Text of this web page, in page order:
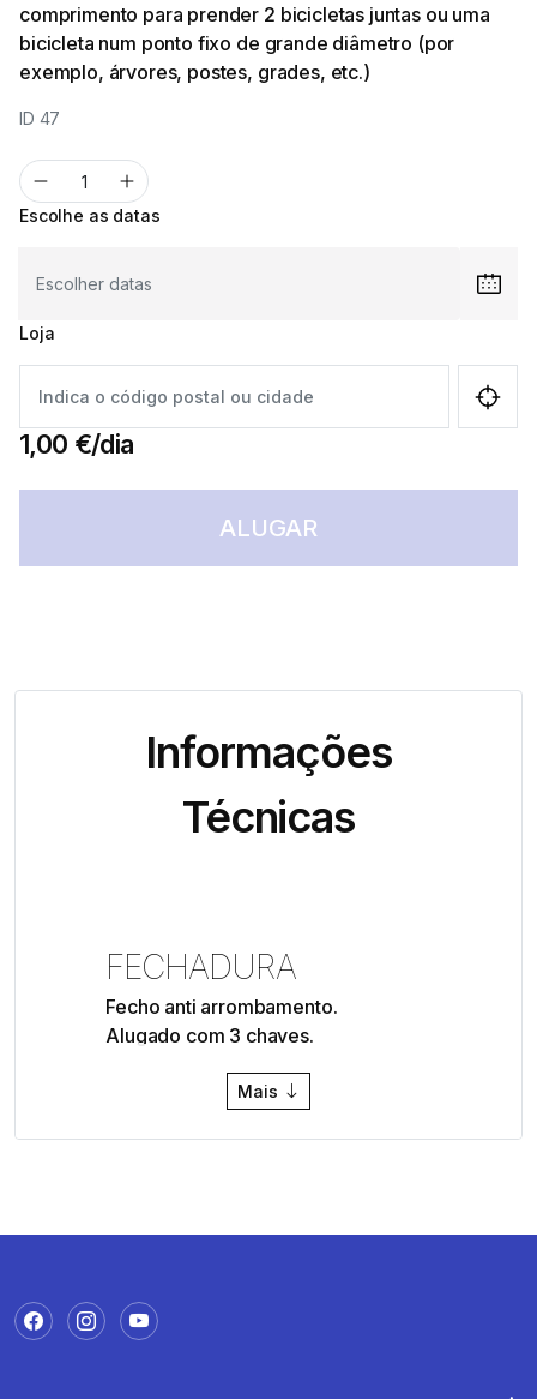
comprimento para prender 2 bicicletas juntas ou uma
bicicleta num ponto fixo de grande diâmetro (por
exemplo, árvores, postes, grades, etc.)
ID 47
Escolhe as datas
Loja
1,00 €/dia
ALUGAR
Informações
Técnicas
FECHADURA
Fecho anti arrombamento.
Alugado com 3 chaves.
Mais